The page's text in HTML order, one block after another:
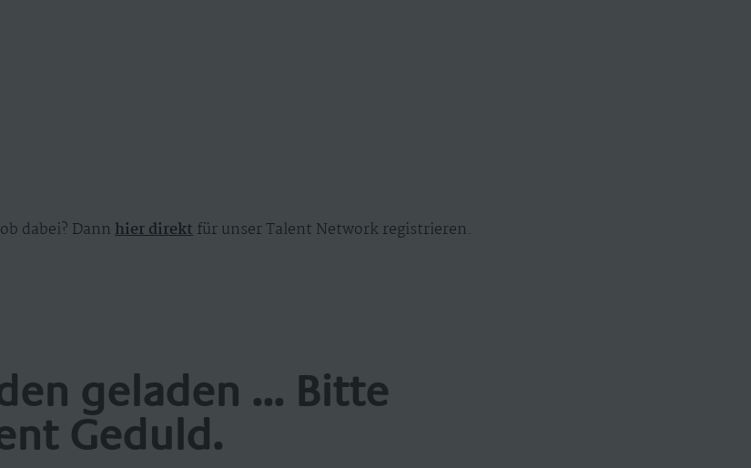
dabei? Dannhier direktfür unser Talent Network registrieren.
geladen ... Bitte
Geduld.